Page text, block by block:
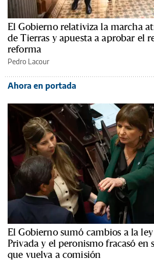
El Gobierno relativiza la marcha
de Tierras y apuesta a aprobar el
reforma
Pedro Lacour
Ahora en portada
El Gobierno sumó cambios a la
Privada y el peronismo fracasó en
que vuelva a comisión